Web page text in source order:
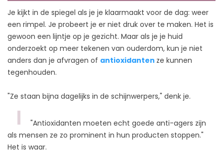
Je kijkt in de spiegel als je je klaarmaakt voor de dag: weer
een rimpel. Je probeert je er niet druk over te maken. Het is
gewoon een lijntje op je gezicht. Maar als je je huid
onderzoekt op meer tekenen van ouderdom, kun je niet
anders dan je afvragen of antioxidanten ze kunnen
tegenhouden.
"Ze staan bijna dagelijks in de schijnwerpers," denk je.
"Antioxidanten moeten echt goede anti-agers zijn
als mensen ze zo prominent in hun producten stoppen."
Het is waar.